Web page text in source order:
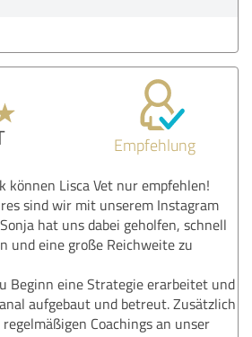
Empfehlung
Lisca Vet nur empfehlen!
sind wir mit unserem Instagram
hat uns dabei geholfen, schnell
und eine große Reichweite zu
Beginn eine Strategie erarbeitet und
aufgebaut und betreut. Zusätzlich
Coachings an unser